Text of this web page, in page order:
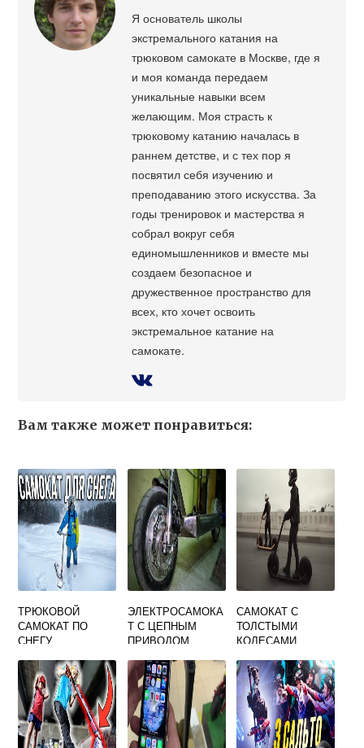
Я основатель школы
экстремального катания на
трюковом самокате в Москве, где я
и моя команда передаем
уникальные навыки всем
желающим. Моя страсть к
трюковому катанию началась в
раннем детстве, и с тех пор я
посвятил себя изучению и
преподаванию этого искусства. За
годы тренировок и мастерства я
собрал вокруг себя
единомышленников и вместе мы
создаем безопасное и
дружественное пространство для
всех, кто хочет освоить
экстремальное катание на
самокате.
Вам также может понравиться:
ТРЮКОВОЙ
САМОКАТ ПО
СНЕГУ
ЭЛЕКТРОСАМОКА
Т С ЦЕПНЫМ
ПРИВОДОМ
САМОКАТ С
ТОЛСТЫМИ
КОЛЕСАМИ